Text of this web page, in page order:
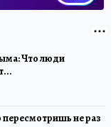
Что люди
пересмотришь не раз